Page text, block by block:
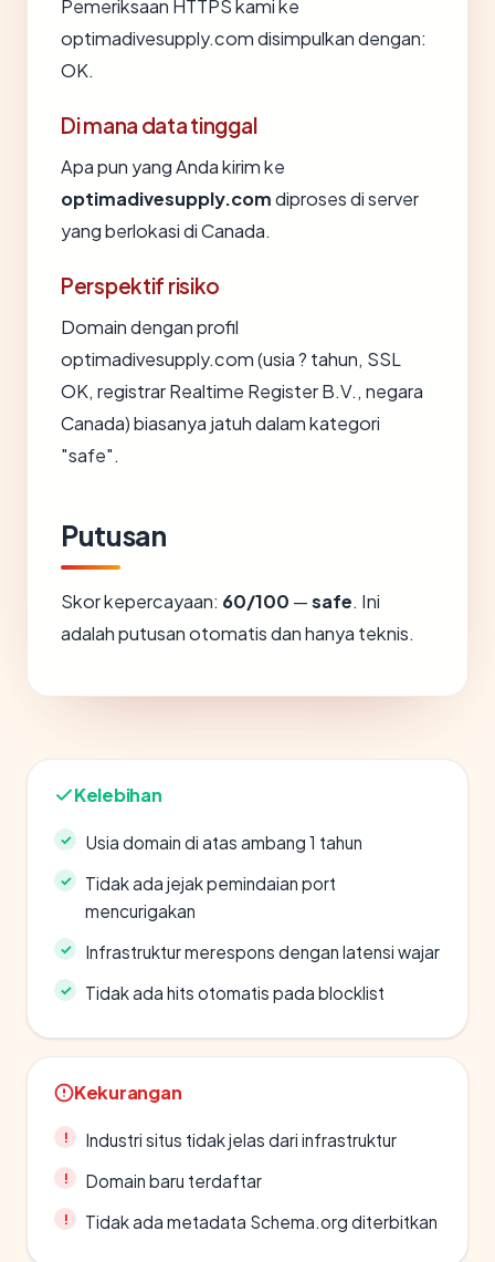
Pemeriksaan HTTPS kami ke
optimadivesupply.com disimpulkan dengan:
OK.
Di mana data tinggal
Apa pun yang Anda kirim ke
optimadivesupply.comdiproses di server
yang berlokasi di Canada.
Perspektif risiko
Domain dengan profil
optimadivesupply.com (usia ? tahun, SSL
OK, registrar Realtime Register B.V., negara
Canada) biasanya jatuh dalam kategori
"safe".
Putusan
Skor kepercayaan: 60/100 —safe. Ini
adalah putusan otomatis dan hanya teknis.
Kelebihan
Usia domain di atas ambang 1 tahun
Tidak ada jejak pemindaian port
mencurigakan
Infrastruktur merespons dengan latensi wajar
Tidak ada hits otomatis pada blocklist
Kekurangan
Industri situs tidak jelas dari infrastruktur
Domain baru terdaftar
Tidak ada metadata Schema.org diterbitkan